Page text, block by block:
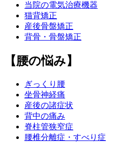
当院の電気治療機器
猫背矯正
産後骨盤矯正
背骨・骨盤矯正
【腰の悩み】
ぎっくり腰
坐骨神経痛
産後の諸症状
背中の痛み
脊柱管狭窄症
腰椎分離症・すべり症